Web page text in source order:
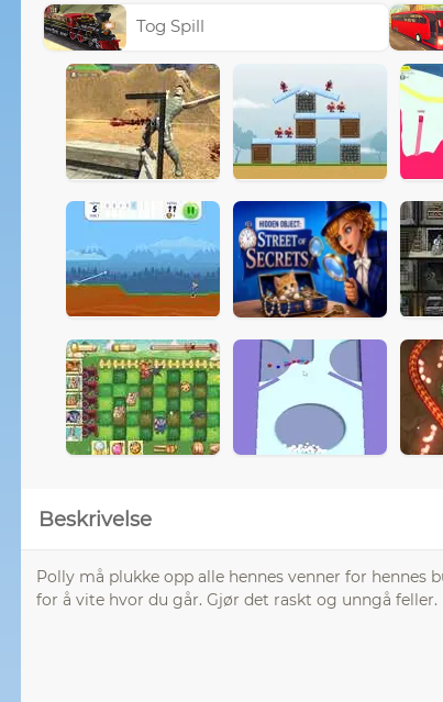
Tog Spill
Beskrivelse
Polly må plukke opp alle hennes venner for
for å vite hvor du går. Gjør det raskt og unngå feller.